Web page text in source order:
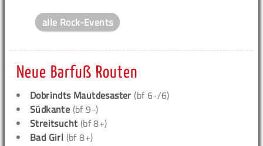
alle Rock-Events
Neue Barfuß Routen
Dobrindts Mautdesaster (bf 6-/6)
Südkante (bf 9-)
Streitsucht (bf 8+)
Bad Girl (bf 8+)